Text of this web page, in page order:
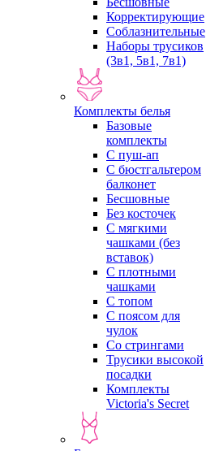
Корректирующие
Соблазнительные
Наборы трусиков
(3в1, 5в1, 7в1)
Комплекты белья
Базовые
комплекты
С пуш-ап
С бюстгальтером
балконет
Бесшовные
Без косточек
С мягкими
чашками (без
вставок)
С плотными
чашками
С топом
С поясом для
чулок
Со стрингами
Трусики высокой
посадки
Комплекты
Victoria's Secret